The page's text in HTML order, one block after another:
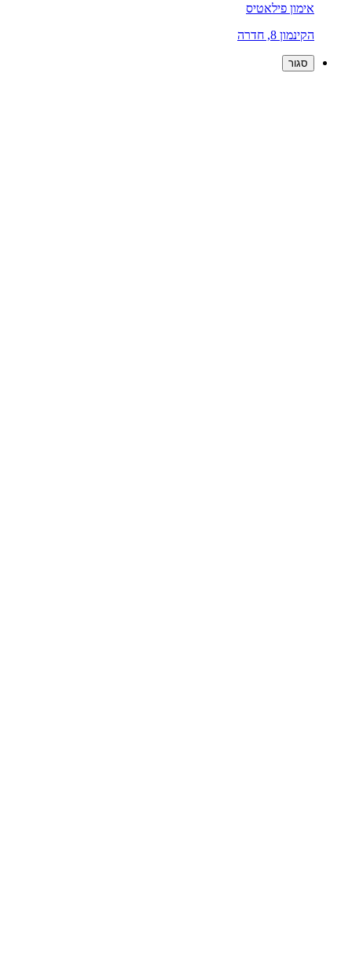
אימון פילאטיס
הקינמון 8, חדרה
סגור